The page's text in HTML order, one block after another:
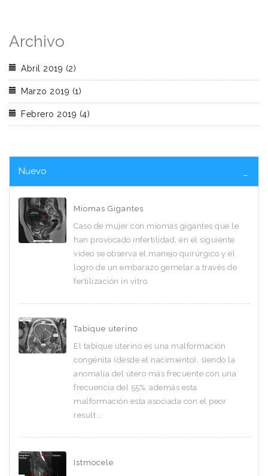
Archivo
Abril 2019 (2)
Marzo 2019 (1)
Febrero 2019 (4)
Nuevo
Miomas Gigantes
Caso de mujer con miomas gigantes que le
han provocado infertilidad, en el siguiente
video se observa el manejo quirúrgico y el
logro de un embarazo gemelar a través de
fertilización in vitro.
Tabique uterino
El tabique uterino es una malformación
congénita (desde el nacimiento), siendo la
anomalía del útero más frecuente con una
frecuencia del 55%, además esta
malformación esta asociada con el peor
result...
Istmocele